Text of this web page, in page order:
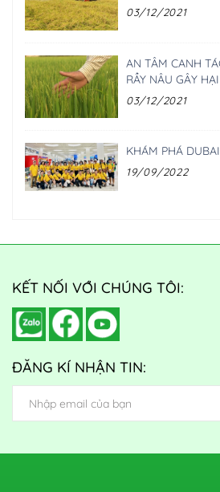
03/12/2021
AN TÂM CANH
RẦY NÂU GÂY HẠI
03/12/2021
KHÁM PHÁ
19/09/2022
KẾT NỐI VỚI CHÚNG TÔI:
ĐĂNG KÍ NHẬN TIN: